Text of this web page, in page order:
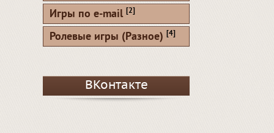
Игры по e-mail [2]
Ролевые игры (Разное) [4]
ВКонтакте